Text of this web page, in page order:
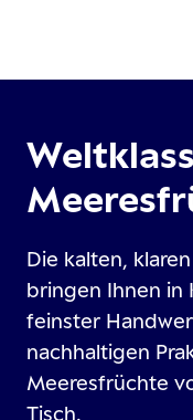
Die kalten,
bringen Ihnen in
feinster
nachhaltigen
Meeresfrüchte
Tisch.